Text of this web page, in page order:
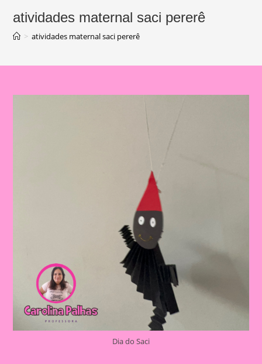
atividades maternal saci pererê
> atividades maternal saci pererê
Dia do Saci